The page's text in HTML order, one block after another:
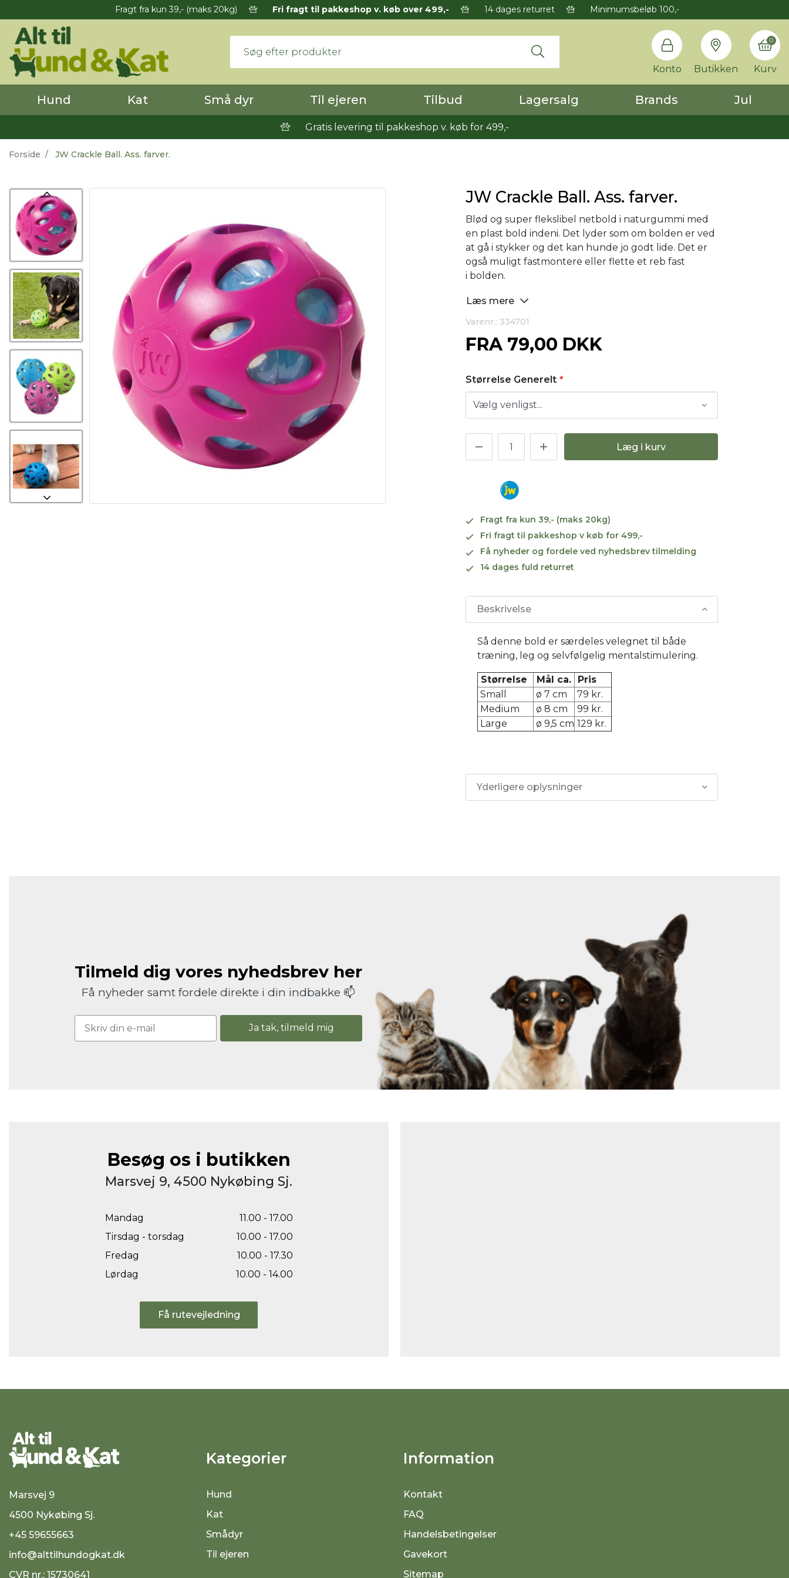
Fragt fra kun 39,- (maks 20kg) Fri fragt til pakkeshop v. køb over 499,- 14 dages returret Minimumsbeløb 100,-
Konto Butikken Kurv
0
Hund Kat Små dyr Til ejeren Tilbud Lagersalg Brands Jul
Gratis levering til pakkeshop v. køb for 499,-
Forside JW Crackle Ball. Ass. farver.
JW Crackle Ball. Ass. farver.
Blød og super flekslibel netbold i naturgummi med
en plast bold indeni. Det lyder som om bolden er ved
at gå i stykker og det kan hunde jo godt lide. Det er
også muligt fastmontere eller flette et reb fast
i bolden.
Læs mere
Varenr.: 334701
FRA 79,00 DKK
Størrelse Generelt *
Læg i kurv
Fragt fra kun 39,- (maks 20kg)
Fri fragt til pakkeshop v køb for 499,-
Få nyheder og fordele ved nyhedsbrev tilmelding
14 dages fuld returret
Beskrivelse
Så denne bold er særdeles velegnet til både
træning, leg og selvfølgelig mentalstimulering.
Størrelse Mål ca.
Pris
Small
ø 7 cm
79 kr.
Medium
ø 8 cm
99 kr.
Large
ø 9,5 cm 129 kr.
Yderligere oplysninger
Tilmeld dig vores nyhedsbrev her
Få nyheder samt fordele direkte i din indbakke 📫
Ja tak, tilmeld mig
Besøg os i butikken
Marsvej 9, 4500 Nykøbing Sj.
Mandag
11.00 - 17.00
Tirsdag - torsdag
10.00 - 17.00
Fredag
10.00 - 17.30
Lørdag
10.00 - 14.00
Få rutevejledning
Marsvej 9
4500 Nykøbing Sj.
+45 59655663
info@alttilhundogkat.dk
CVR nr.: 15730641
Kategorier
Hund
Kat
Smådyr
Til ejeren
Information
Kontakt
FAQ
Handelsbetingelser
Gavekort
Sitemap